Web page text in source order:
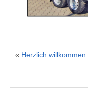
« Herzlich willkommen